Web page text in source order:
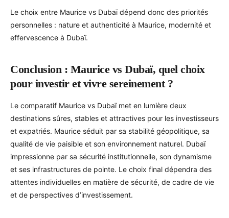
Le choix entre Maurice vs Dubaï dépend donc des priorités
personnelles : nature et authenticité à Maurice, modernité et
effervescence à Dubaï.
Conclusion : Maurice vs Dubaï, quel choix
pour investir et vivre sereinement ?
Le comparatif Maurice vs Dubaï met en lumière deux
destinations sûres, stables et attractives pour les investisseurs
et expatriés. Maurice séduit par sa stabilité géopolitique, sa
qualité de vie paisible et son environnement naturel. Dubaï
impressionne par sa sécurité institutionnelle, son dynamisme
et ses infrastructures de pointe. Le choix final dépendra des
attentes individuelles en matière de sécurité, de cadre de vie
et de perspectives d’investissement.